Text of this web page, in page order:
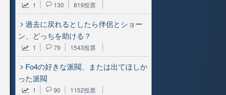
1 130 819投票
過去に戻れるとしたら伴侶とショー
ン、どっちを助ける？
1 79 1543投票
Fo4の好きな派閥、または出てほしか
った派閥
1 90 1152投票